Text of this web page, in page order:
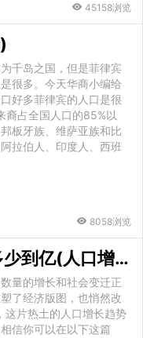
45158浏览
千岛之国，但是菲律宾
很多。今天华商小编给
好多菲律宾的人口是很
裔占全国人口的85%以
板牙族、维萨亚族和比
拉伯人、印度人、西班
8058浏览
2024年菲律宾人口增长多少到亿(人口增长原因)
量的增长和社会变迁正
了经济版图，也悄然改
片热土的人口增长趋势
信你可以在以下这篇